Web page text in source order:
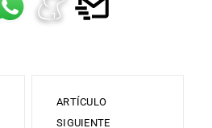
ARTÍCULO
SIGUIENTE